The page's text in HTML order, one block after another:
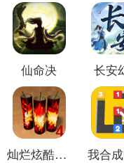
仙命决 长安
灿烂炫酷模拟器 我合